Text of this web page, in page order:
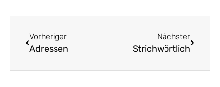
Vorheriger
Adressen
Nächster
Strichwörtlich